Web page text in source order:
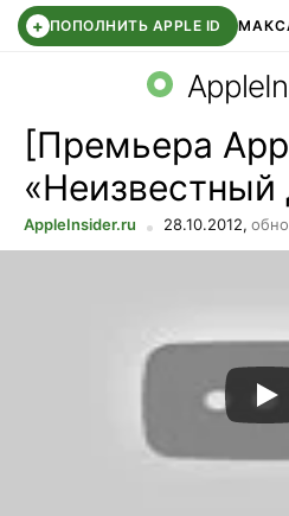
+ ПОПОЛНИТЬ APPLE ID МАКС
WB КЛУБIOS 26.6 DDE
[Премьера
AppleInsider.ru 28.10.2012,